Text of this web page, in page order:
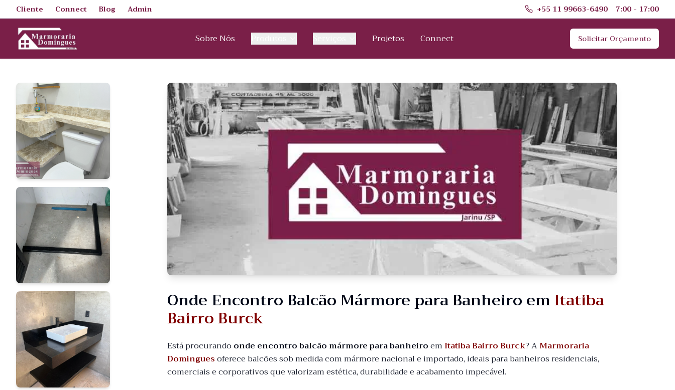
Cliente Connect Blog Admin +55 11 99663-6490 7:00 - 17:00
Sobre Nós Projetos Connect Solicitar Orçamento
Onde Encontro Balcão Mármore para Banheiro emItatiba
Bairro Burck
Está procurando onde encontro balcão mármore para banheiroem Itatiba Bairro Burck? AMarmoraria
Dominguesoferece balcões sob medida com mármore nacional e importado, ideais para banheiros residenciais,
comerciais e corporativos que valorizam estética, durabilidade e acabamento impecável.